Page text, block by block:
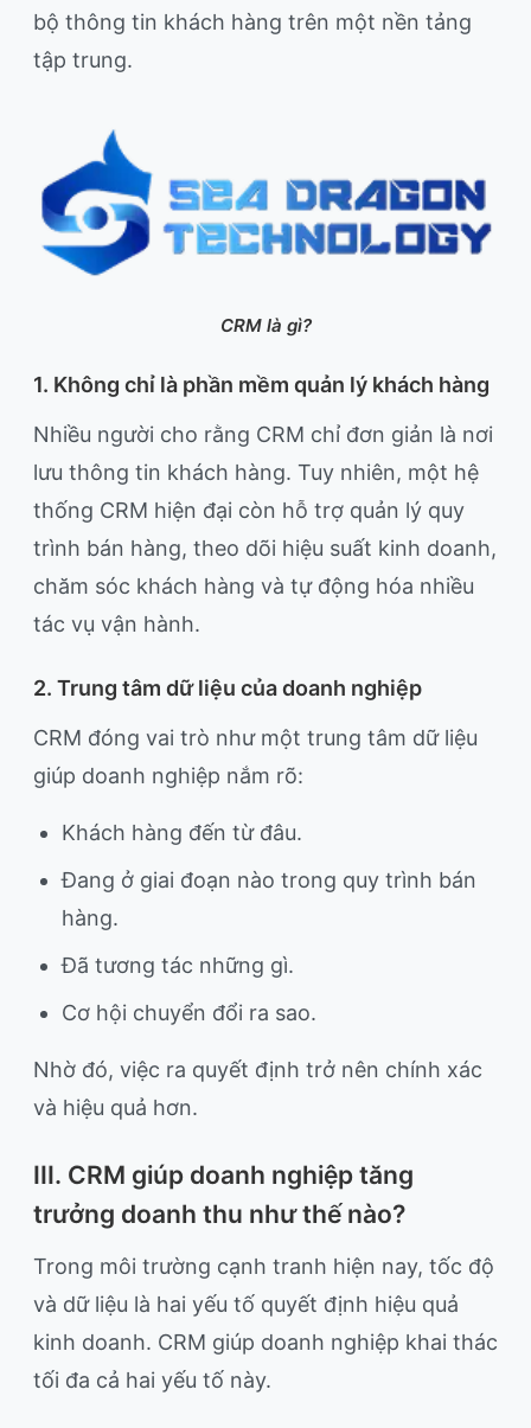
bộ thông tin khách hàng trên một nền tảng
tập trung.
CRM là gì?
1. Không chỉ là phần mềm quản lý khách hàng
Nhiều người cho rằng CRM chỉ đơn giản là nơi
lưu thông tin khách hàng. Tuy nhiên, một hệ
thống CRM hiện đại còn hỗ trợ quản lý quy
trình bán hàng, theo dõi hiệu suất kinh doanh,
chăm sóc khách hàng và tự động hóa nhiều
tác vụ vận hành.
2. Trung tâm dữ liệu của doanh nghiệp
CRM đóng vai trò như một trung tâm dữ liệu
giúp doanh nghiệp nắm rõ:
Khách hàng đến từ đâu.
Đang ở giai đoạn nào trong quy trình bán
hàng.
Đã tương tác những gì.
Cơ hội chuyển đổi ra sao.
Nhờ đó, việc ra quyết định trở nên chính xác
và hiệu quả hơn.
III. CRM giúp doanh nghiệp tăng
trưởng doanh thu như thế nào?
Trong môi trường cạnh tranh hiện nay, tốc độ
và dữ liệu là hai yếu tố quyết định hiệu quả
kinh doanh. CRM giúp doanh nghiệp khai thác
tối đa cả hai yếu tố này.